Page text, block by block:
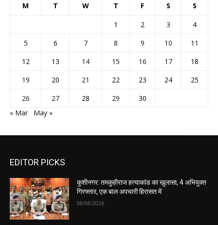
M T W T F S S
1 2 3
4
5
6 7 8 9 10
11
12
13 14 15 16 17
18
19
20 21 22 23 24
25
26
27 28 29
30
« Mar
May »
EDITOR PICKS
कुशीनगर: तमकुहीराज हत्याकांड का खुलासा, 4 अभियुक्त
गिरफ्तार, एक बाल अपचारी हिरासत में
08/08/2026